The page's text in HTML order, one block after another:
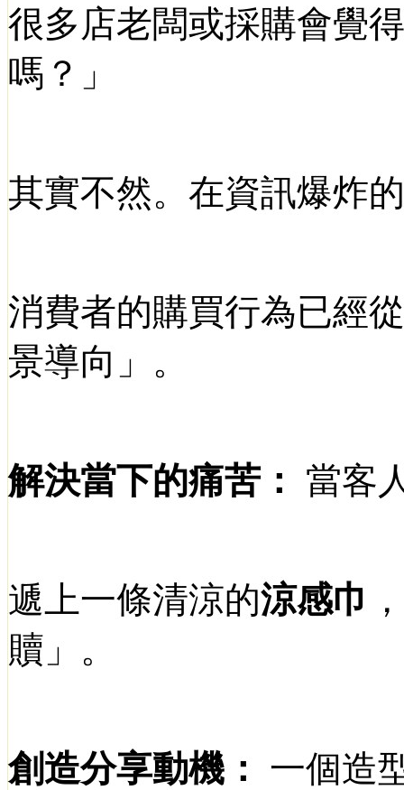
很多店老闆或採購會覺
嗎？」
其實不然。在資訊爆炸的
消費者的購買行為已經
景導向」。
解決當下的痛苦： 當客
遞上一條清涼的涼感巾
贖」。
創造分享動機： 一個造